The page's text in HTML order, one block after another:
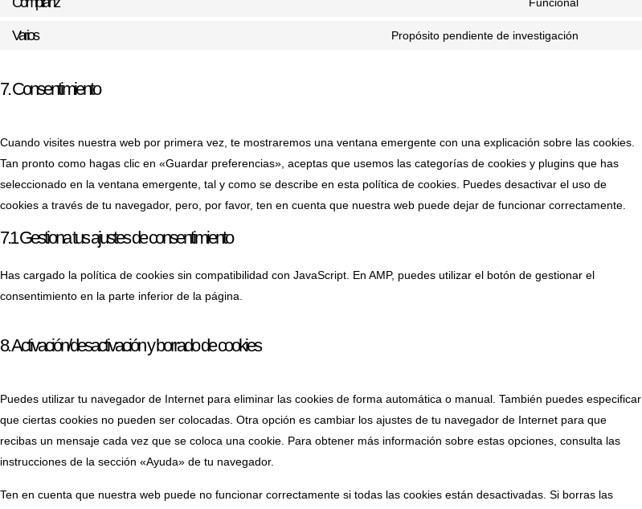
Funcional
Varios Propósito pendiente de investigación
7. Consentimiento
Cuando visites nuestra web por primera vez, te mostraremos una ventana emergente con una explicación sobre las cookies.
Tan pronto como hagas clic en «Guardar preferencias», aceptas que usemos las categorías de cookies y plugins que has
seleccionado en la ventana emergente, tal y como se describe en esta política de cookies. Puedes desactivar el uso de
cookies a través de tu navegador, pero, por favor, ten en cuenta que nuestra web puede dejar de funcionar correctamente.
7.1 Gestiona tus ajustes de consentimiento
Has cargado la política de cookies sin compatibilidad con JavaScript. En AMP, puedes utilizar el botón de gestionar el
consentimiento en la parte inferior de la página.
8. Activación/desactivación y borrado de cookies
Puedes utilizar tu navegador de Internet para eliminar las cookies de forma automática o manual. También puedes especificar
que ciertas cookies no pueden ser colocadas. Otra opción es cambiar los ajustes de tu navegador de Internet para que
recibas un mensaje cada vez que se coloca una cookie. Para obtener más información sobre estas opciones, consulta las
instrucciones de la sección «Ayuda» de tu navegador.
Ten en cuenta que nuestra web puede no funcionar correctamente si todas las cookies están desactivadas. Si borras las